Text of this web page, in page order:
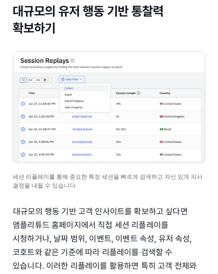
대규모의 유저 행동 기반 통찰력
확보하기
세션 리플레이를 통해 중요한 특정 세션을 빠르게 검색하고 자신 있게 의사
결정을 내릴 수 있습니다.
대규모의 행동 기반 고객 인사이트를 확보하고 싶다면
앰플리튜드 홈페이지에서 직접 세션 리플레이를
시청하거나, 날짜 범위, 이벤트, 이벤트 속성, 유저 속성,
코호트와 같은 기준에 따라 리플레이를 검색할 수
있습니다. 이러한 리플레이를 활용하면 특히 고객 전체와